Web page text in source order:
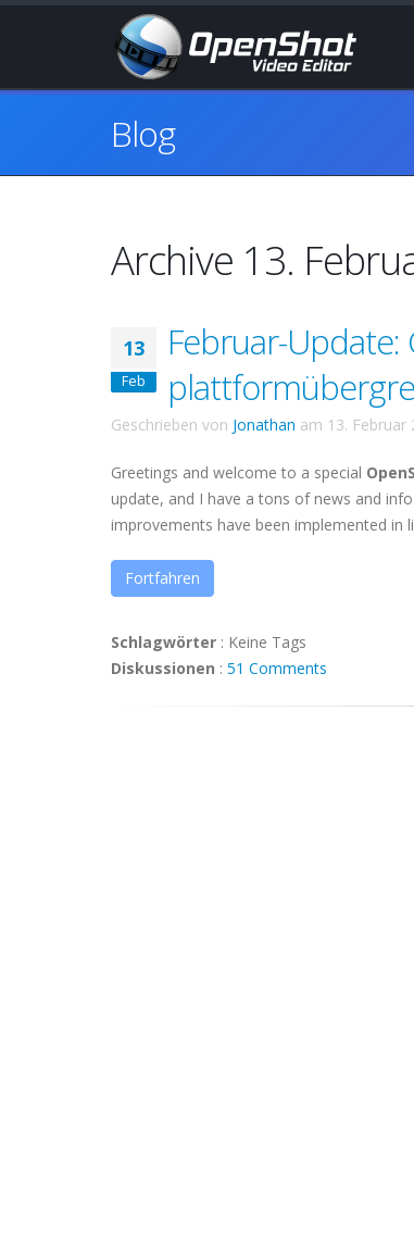
Blog
Archive 13.
13
Feb
Februar-Update:
Geschrieben von Jonathan am 13. Februar
Greetings and welcome to a special
update, and I have a tons of news and
improvements have been implemented in
Fortfahren
Schlagwörter : Keine Tags
Diskussionen : 51 Comments